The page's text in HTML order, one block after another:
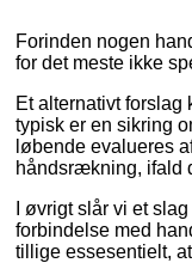
Forinden nogen
for det meste ikke
Et alternativt
typisk er en sikring
løbende evalueres
håndsrækning, ifald
I øvrigt slår vi et
forbindelse med
tillige essesentielt,